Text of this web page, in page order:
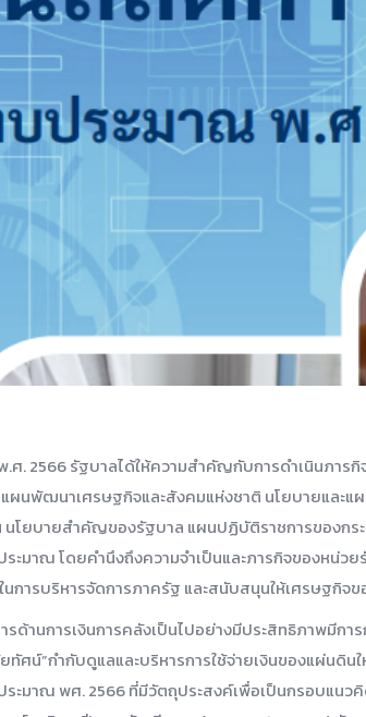
. 2566 รัฐบาลได้ให้ความสำคัญกับการดำเนินภาร
นพัฒนาเศรษฐกิจและสังคมแห่งชาติ นโยบายและแ
โยบายสำคัญของรัฐบาล แผนปฏิบัติราชการของกร
ะมาณ โดยคำนึงถึงความจำเป็นและภารกิจของหน่ว
การบริหารจัดการภาครัฐ และสนับสนุนให้เศรษฐกิจ
านการเงินการคลังเป็นไปอย่างมีประสิทธิภาพมีการ
ศน์”กำกับดูแลและบริหารการใช้จ่ายเงินของแผ่นดิน
มาณ พศ. 2566 ที่มีวัตถุประสงค์เพื่อเป็นกรอบแนวคิ